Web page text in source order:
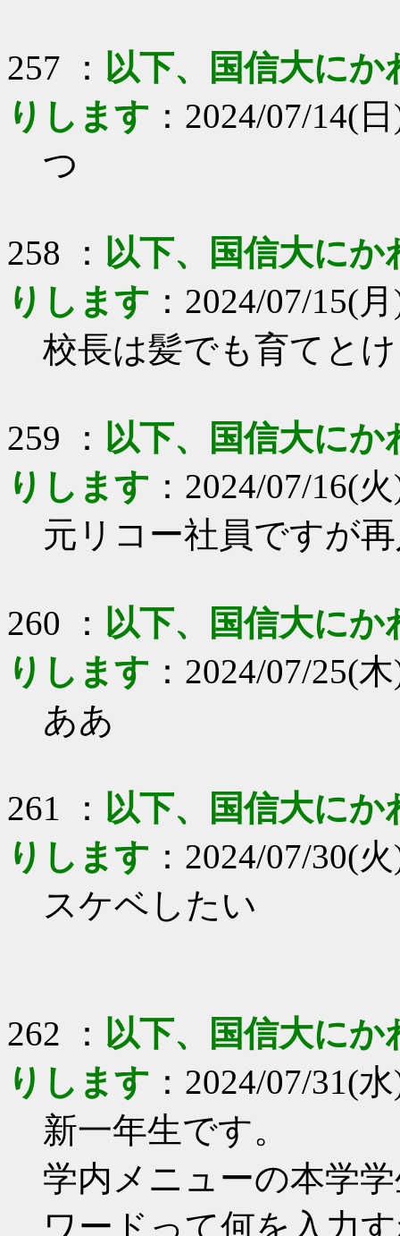
257 ： 以下、国信大に
りします ：2024/07/14(
つ
258 ： 以下、国信大に
りします ：2024/07/15(
校長は髪でも育てと
259 ： 以下、国信大に
りします ：2024/07/16(
元リコー社員ですが
260 ： 以下、国信大に
りします ：2024/07/25(
ああ
261 ： 以下、国信大に
りします ：2024/07/30(
スケベしたい
262 ： 以下、国信大に
りします ：2024/07/31(
新一年生です。
学内メニューの本学
ワードって何を入力